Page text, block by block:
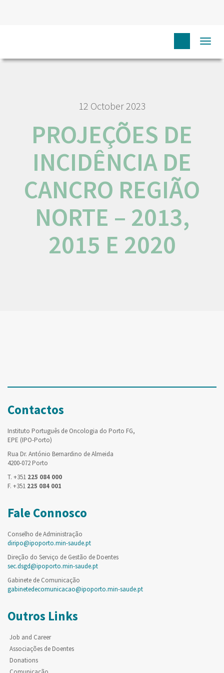
INCIDÊNCIA DE CANCRO REGIÃO NORTE – 2013, 2015 E 2020
12 October 2023
PROJEÇÕES DE
INCIDÊNCIA DE
CANCRO REGIÃO
NORTE – 2013,
2015 E 2020
Contactos
Instituto Português de Oncologia do Porto FG,
EPE (IPO-Porto)
Rua Dr. António Bernardino de Almeida
4200-072 Porto
T. +351 225 084 000
F. +351 225 084 001
Fale Connosco
Conselho de Administração
diripo@ipoporto.min-saude.pt
Direção do Serviço de Gestão de Doentes
sec.dsgd@ipoporto.min-saude.pt
Gabinete de Comunicação
gabinetedecomunicacao@ipoporto.min-saude.pt
Outros Links
Job and Career
Associações de Doentes
Donations